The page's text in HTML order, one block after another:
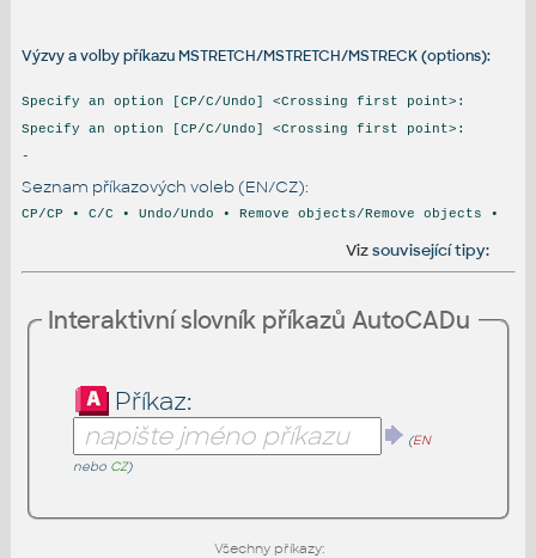
Výzvy a volby příkazu MSTRETCH/MSTRETCH/MSTRECK (options):
Specify an option [CP/C/Undo] <Crossing first point>:
Specify an option [CP/C/Undo] <Crossing first point>:
-
Seznam příkazových voleb (EN/CZ):
CP/CP • C/C • Undo/Undo • Remove objects/Remove objects •
Vizsouvisející tipy:
Interaktivní slovník příkazů AutoCADu
Příkaz:
(EN
nebo CZ)
Všechny příkazy: